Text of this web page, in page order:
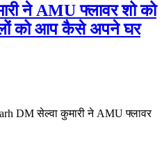
ने AMU फ्लावर शो को
को आप कैसे अपने घर
DM सेल्वा कुमारी ने AMU फ्लावर